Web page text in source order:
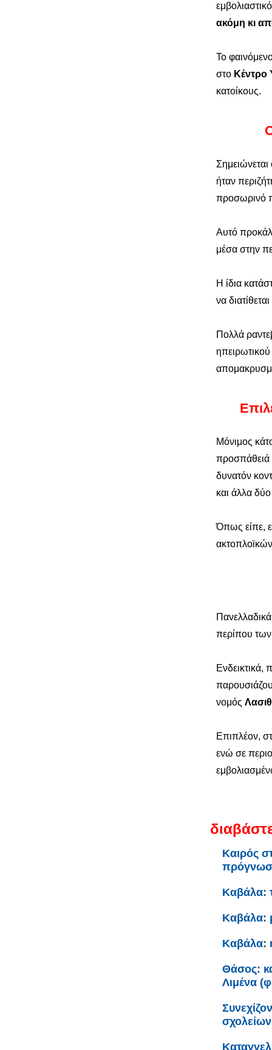
ακόμη κι
Το
στο Κέντρο
κατοίκους.
ήταν
προσωρινό
Αυτό
μέσα στην
Η ίδια
να
Πολλά
Μόνιμος
προσπάθειά
δυνατόν
και άλλα
Όπως είπε,
περίπου
νομός
Επιπλέον,
ενώ σε
Καιρός
Καβάλα:
Καβάλα:
Καβάλα:
Θάσος:
Λιμένα